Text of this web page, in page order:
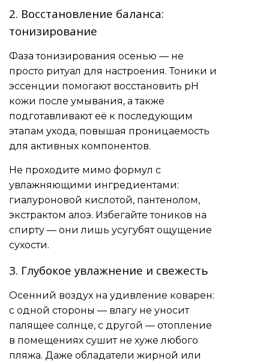
2. Восстановление баланса:
тонизирование
Фаза тонизирования осенью — не
просто ритуал для настроения. Тоники и
эссенции помогают восстановить pH
кожи после умывания, а также
подготавливают её к последующим
этапам ухода, повышая проницаемость
для активных компонентов.
Не проходите мимо формул с
увлажняющими ингредиентами:
гиалуроновой кислотой, пантенолом,
экстрактом алоэ. Избегайте тоников на
спирту — они лишь усугубят ощущение
сухости.
3. Глубокое увлажнение и свежесть
Осенний воздух на удивление коварен:
с одной стороны — влагу не уносит
палящее солнце, с другой — отопление
в помещениях сушит не хуже любого
пляжа. Даже обладатели жирной или